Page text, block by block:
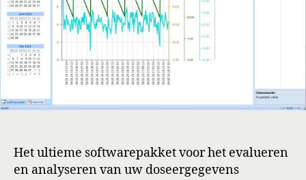
Het ultieme softwarepakket voor het evalueren
en analyseren van uw doseergegevens